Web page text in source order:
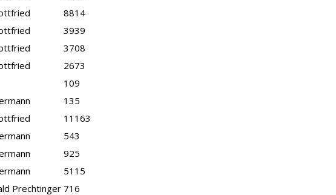
8814
3939
3708
2673
109
135
11163
543
925
5115
Prechtinger 716